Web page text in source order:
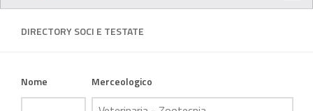
DIRECTORY SOCI E TESTATE
Nome Merceologico